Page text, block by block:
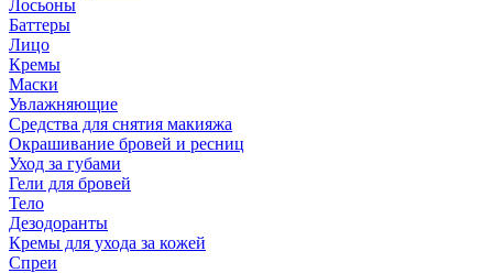
Лосьоны
Баттеры
Лицо
Кремы
Маски
Увлажняющие
Средства для снятия макияжа
Окрашивание бровей и ресниц
Уход за губами
Гели для бровей
Тело
Дезодоранты
Кремы для ухода за кожей
Спреи